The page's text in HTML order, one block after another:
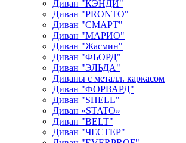
Диван "КЭНДИ"
Диван "PRONTO"
Диван "СМАРТ"
Диван "МАРИО"
Диван "Жасмин"
Диван "ФЬОРД"
Диван "ЭЛЬДА"
Диваны с металл. каркасом
Диван "ФОРВАРД"
Диван "SHELL"
Диван «STATO»
Диван "BELT"
Диван "ЧЕСТЕР"